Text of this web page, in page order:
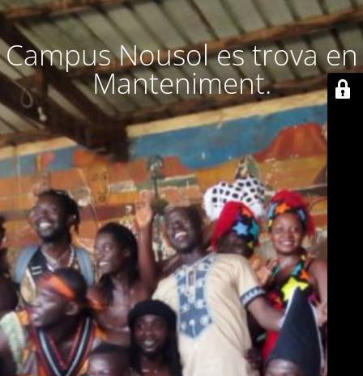
Campus Nousol es trova en
Manteniment.